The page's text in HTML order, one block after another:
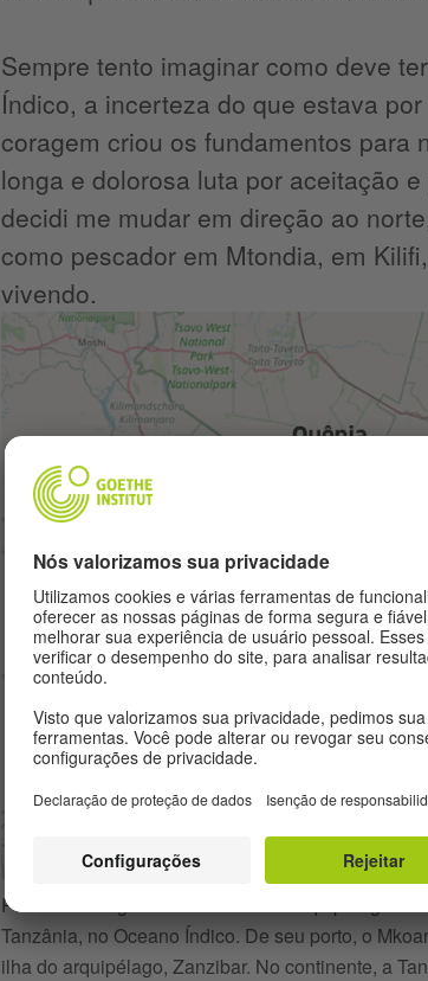
Sempre tento imaginar como deve
Índico, a incerteza do que estava
coragem criou os fundamentos para
longa e dolorosa luta por aceitação
decidi me mudar em direção ao
como pescador em Mtondia, em
vivendo.
Pemba é a segunda maior ilha do Arquipélago
Tanzânia, no Oceano Índico. De seu porto, o
ilha do arquipélago, Zanzibar. No continente, a